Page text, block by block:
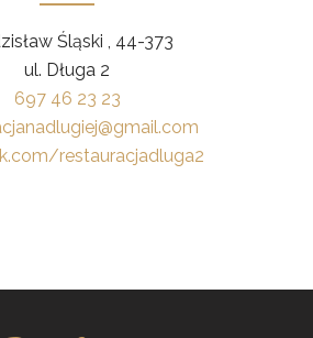
Śląski , 44-373
ul. Długa 2
697 46 23 23
restauracjadluga2